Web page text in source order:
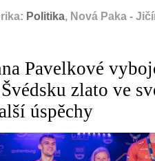
Politika, Nová Paka -
Pavelkové
zlato ve
úspěchy